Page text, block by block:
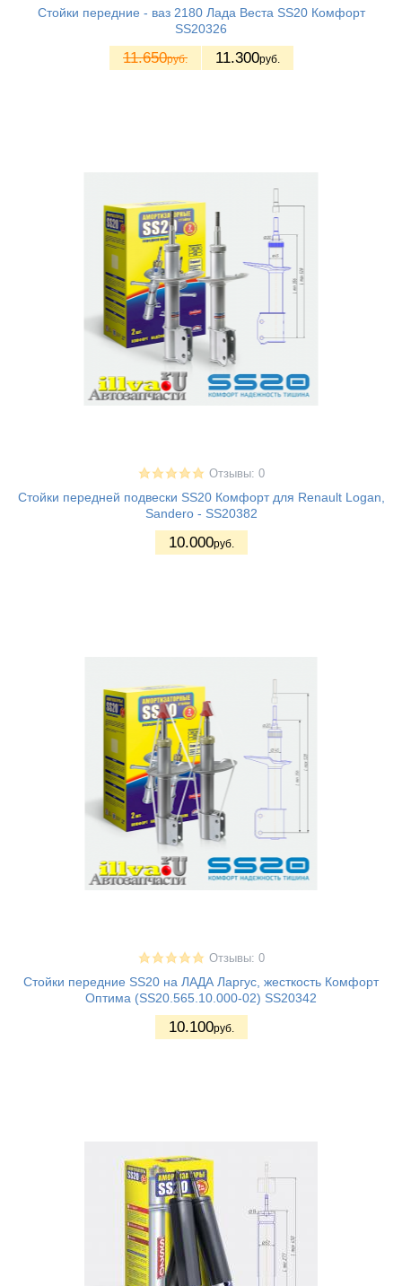
Стойки передние - ваз 2180 Лада Веста SS20 Комфорт
SS20326
11.650руб. 11.300руб.
Отзывы: 0
Cтойки передней подвески SS20 Комфорт для Renault Logan,
Sandero - SS20382
10.000руб.
Отзывы: 0
Стойки передние SS20 на ЛАДА Ларгус, жесткость Комфорт
Оптима (SS20.565.10.000-02) SS20342
10.100руб.